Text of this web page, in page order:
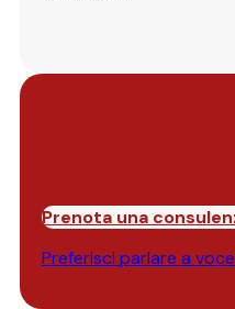
Prenota una
Preferisci parlare a